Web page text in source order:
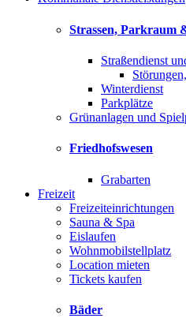
Strassen, Parkraum
Straßendienst
Winterdienst
Parkplätze
Grünanlagen und
Friedhofswesen
Grabarten
Freizeit
Freizeiteinrichtungen
Sauna & Spa
Eislaufen
Wohnmobilstellplatz
Location mieten
Tickets kaufen
Bäder